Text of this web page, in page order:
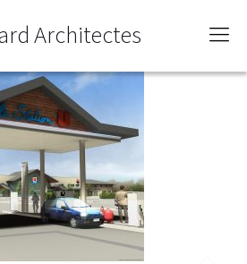
Architectes